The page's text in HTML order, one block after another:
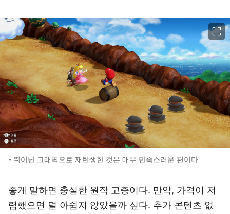
- 뛰어난 그래픽으로 재탄생한 것은 매우 만족스러운 편이다
좋게 말하면 충실한 원작 고증이다. 만약, 가격이 저
렴했으면 덜 아쉽지 않았을까 싶다. 추가 콘텐츠 없